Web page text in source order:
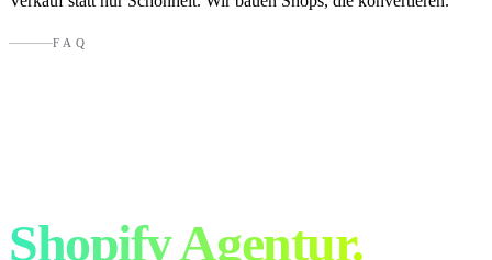
FAQ
Shopify Agentur.